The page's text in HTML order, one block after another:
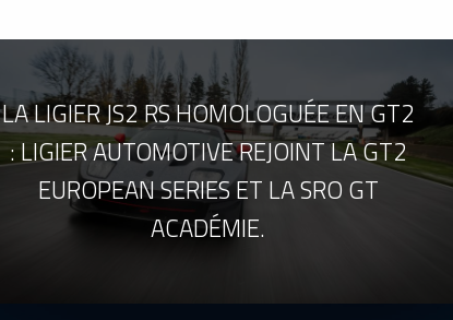
LA LIGIER JS2 RS HOMOLOGUÉE EN GT2
: LIGIER AUTOMOTIVE REJOINT LA GT2
EUROPEAN SERIES ET LA SRO GT
ACADÉMIE.